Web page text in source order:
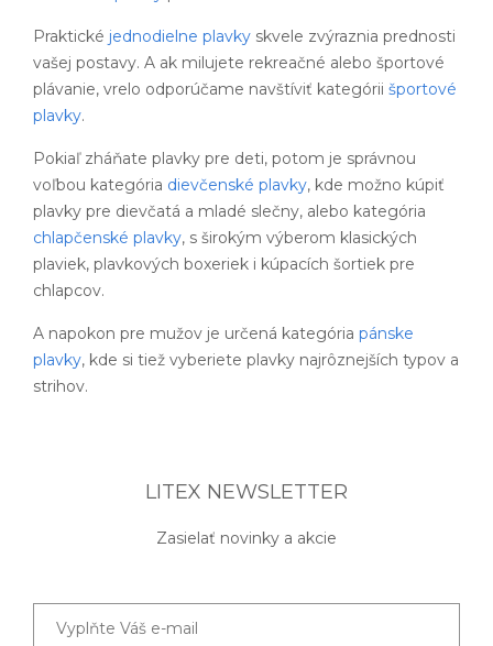
Praktické jednodielne plavky skvele zvýraznia prednosti
vašej postavy. A ak milujete rekreačné alebo športové
plávanie, vrelo odporúčame navštíviť kategórii športové
plavky.
Pokiaľ zháňate plavky pre deti, potom je správnou
voľbou kategória dievčenské plavky, kde možno kúpiť
plavky pre dievčatá a mladé slečny, alebo kategória
chlapčenské plavky, s širokým výberom klasických
plaviek, plavkových boxeriek i kúpacích šortiek pre
chlapcov.
A napokon pre mužov je určená kategória pánske
plavky, kde si tiež vyberiete plavky najrôznejších typov a
strihov.
LITEX NEWSLETTER
Zasielať novinky a akcie